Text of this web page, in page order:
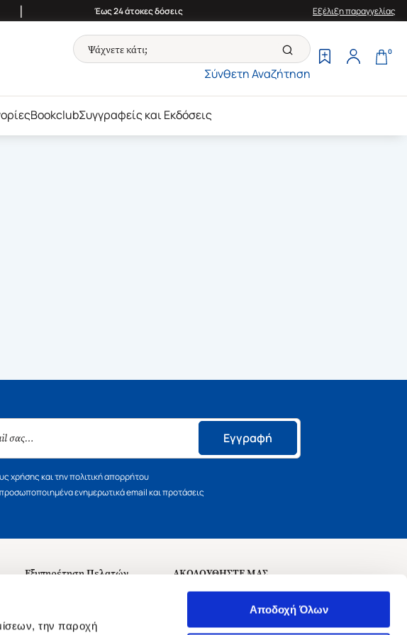
την παροχή
Αποδοχή Όλων
| Έως 24 άτοκες δόσεις Εξέλιξη παραγγελίας
Σύνθετη Αναζήτηση
0
BookclubΣυγγραφείς και Εκδόσεις
Εγγραφή
χρήσης και την πολιτική απορρήτου
ενημερωτικά email και προτάσεις
Εξυπηρέτηση Πελατών
ΑΚΟΛΟΥΘΗΣΤΕ ΜΑΣ